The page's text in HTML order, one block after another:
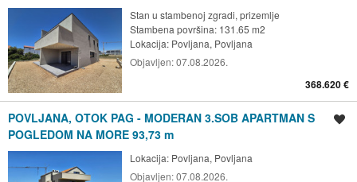
Stan u stambenoj zgradi, prizemlje
Stambena površina: 131.65 m2
Lokacija: Povljana, Povljana
Objavljen:07.08.2026.
368.620 €
POVLJANA, OTOK PAG - MODERAN 3.SOB APARTMAN S
POGLEDOM NA MORE 93,73 m
Lokacija: Povljana, Povljana
Objavljen:07.08.2026.